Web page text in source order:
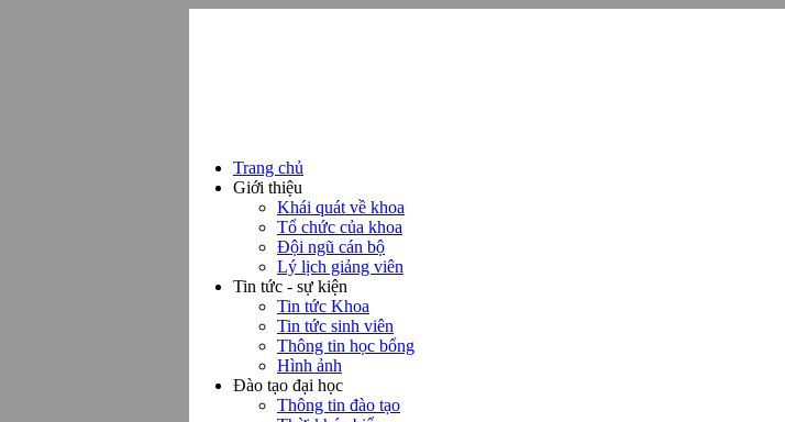
Trang chủ
Giới thiệu
Khái quát về khoa
Tổ chức của khoa
Đội ngũ cán bộ
Lý lịch giảng viên
Tin tức - sự kiện
Tin tức Khoa
Tin tức sinh viên
Thông tin học bổng
Hình ảnh
Đào tạo đại học
Thông tin đào tạo